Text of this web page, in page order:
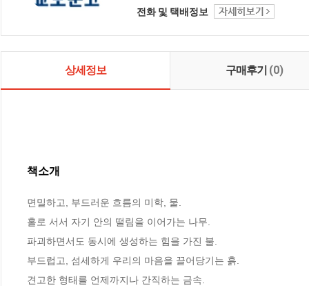
전화 및 택배정보
상세정보 구매후기 (0)
책소개
면밀하고, 부드러운 흐름의 미학, 물.
홀로 서서 자기 안의 떨림을 이어가는 나무.
파괴하면서도 동시에 생성하는 힘을 가진 불.
부드럽고, 섬세하게 우리의 마음을 끌어당기는 흙.
견고한 형태를 언제까지나 간직하는 금속.